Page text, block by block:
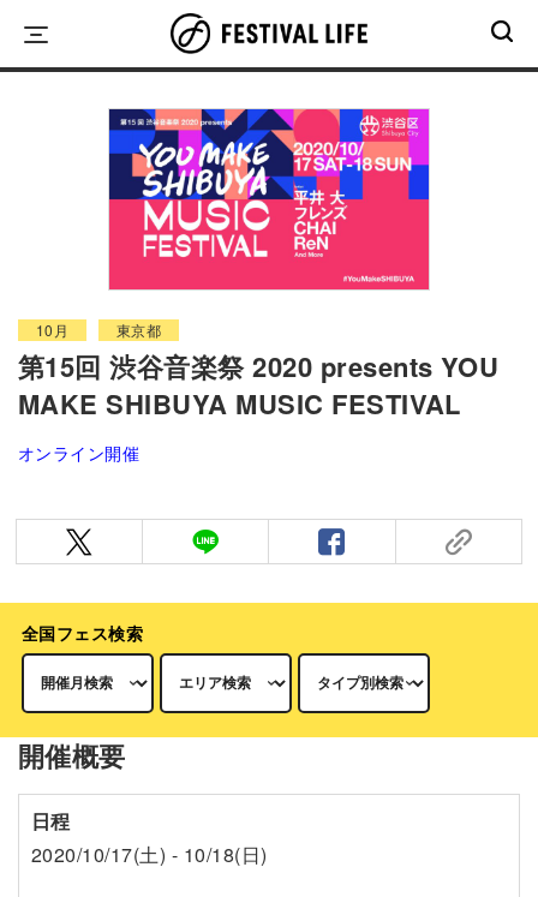
content
10月 東京都
第15回 渋谷音楽祭 2020 presents YOU
MAKE SHIBUYA MUSIC FESTIVAL
オンライン開催
全国フェス検索
開催概要
日程
2020/10/17(土) - 10/18(日)